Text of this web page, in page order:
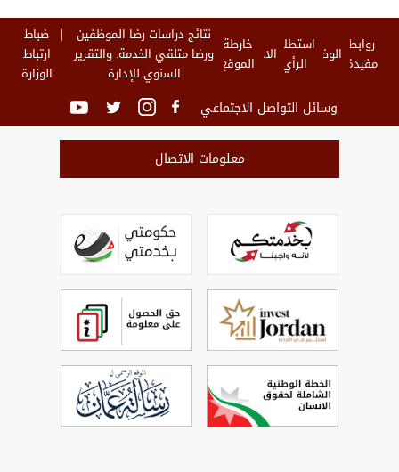
روابط
مفيدة الوظائفاستطلاع
الرأي الاخبارخارطة
الموقع
نتائج دراسات رضا الموظفين
ورضا متلقي الخدمة. والتقرير
السنوي للإدارة
ضباط
ارتباط
الوزارة
وسائل التواصل الاجتماعي
معلومات الاتصال